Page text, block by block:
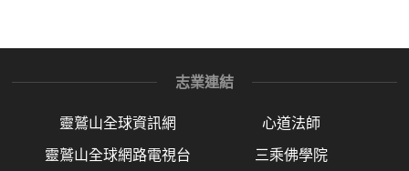
志業連結
靈鷲山全球資訊網 心道法師
靈鷲山全球網路電視台 三乘佛學院